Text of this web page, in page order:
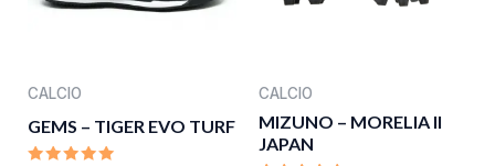
CALCIO
GEMS – TIGER EVO TURF
CALCIO
MIZUNO – MORELIA II
JAPAN